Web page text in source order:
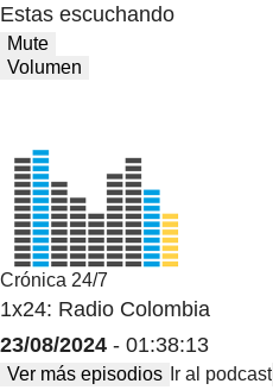
Estas escuchando
Mute
Volumen
Crónica 24/7
1x24: Radio Colombia
23/08/2024 - 01:38:13
Ver más episodios Ir al podcast